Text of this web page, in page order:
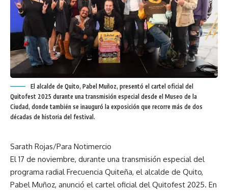
El alcalde de Quito, Pabel Muñoz, presentó el cartel oficial del
Quitofest 2025 durante una transmisión especial desde el Museo de la
Ciudad, donde también se inauguró la exposición que recorre más de dos
décadas de historia del festival.
Sarath Rojas/Para Notimercio
El 17 de noviembre, durante una transmisión especial del
programa radial Frecuencia Quiteña, el alcalde de Quito,
Pabel Muñoz, anunció el cartel oficial del Quitofest 2025. En